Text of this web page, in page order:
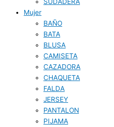
SUDADERA
Mujer
BAÑO
BATA
BLUSA
CAMISETA
CAZADORA
CHAQUETA
FALDA
JERSEY
PANTALON
PIJAMA